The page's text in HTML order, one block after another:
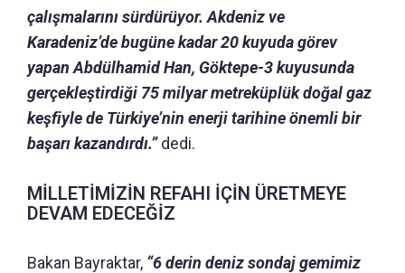
çalışmalarını sürdürüyor. Akdeniz ve
Karadeniz’de bugüne kadar 20 kuyuda görev
yapan Abdülhamid Han, Göktepe-3 kuyusunda
gerçekleştirdiği 75 milyar metreküplük doğal gaz
keşfiyle de Türkiye’nin enerji tarihine önemli bir
başarı kazandırdı.”dedi.
MİLLETİMİZİN REFAHI İÇİN ÜRETMEYE
DEVAM EDECEĞİZ
Bakan Bayraktar, “6 derin deniz sondaj gemimiz